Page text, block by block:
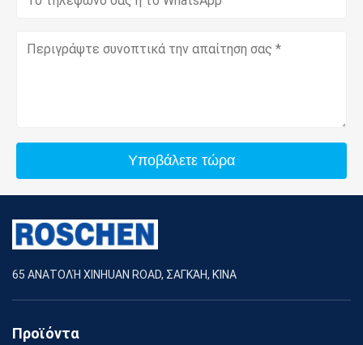
Υποβάλετε τώρα
65 ΑΝΑΤΟΛΉ XINHUAN ROAD, ΣΑΓΚΆΗ, ΚΊΝΑ
Προϊόντα